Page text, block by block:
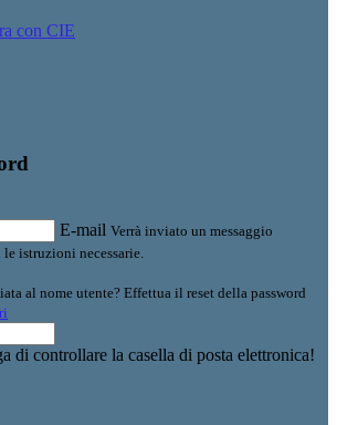
con CIE
E-mail Verrà inviato un messaggio
istruzioni necessarie.
al nome utente? Effettua il reset della password
di controllare la casella di posta elettronica!